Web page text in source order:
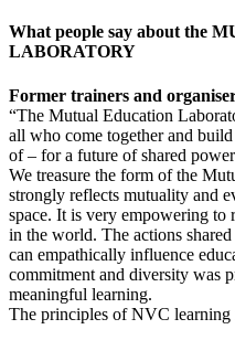
What people say about the
LABORATORY
Former trainers and
“The Mutual Education
all who come together and
of – for a future of shared
We treasure the form of the
strongly reflects mutuality and
space. It is very empowering to
in the world. The actions
can empathically influence
commitment and diversity was
meaningful learning.
The principles of NVC learning